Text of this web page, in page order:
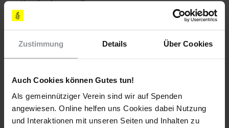
Zustimmung Details Über Cookies
Auch Cookies können Gutes tun!
Als gemeinnütziger Verein sind wir auf Spenden
angewiesen. Online helfen uns Cookies dabei Nutzung
und Interaktionen mit unseren Seiten und Inhalten zu
Kanälen herzustellen.
Weitere Informationen